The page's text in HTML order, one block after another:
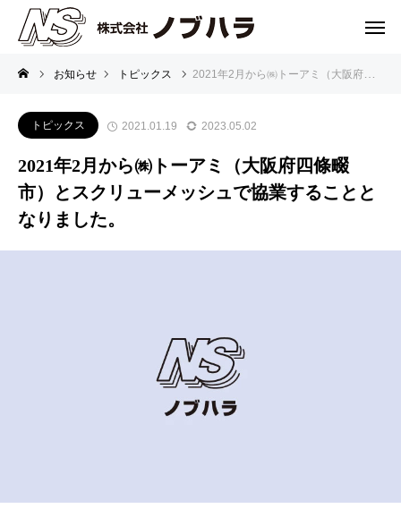
お知らせ トピックス 2021年2月から㈱トーアミ（大阪府四條畷市）とスクリューメッシュで協業することとなりました。
トピックス 2021.01.19 2023.05.02
2021年2月から㈱トーアミ（大阪府四條畷
市）とスクリューメッシュで協業することと
なりました。